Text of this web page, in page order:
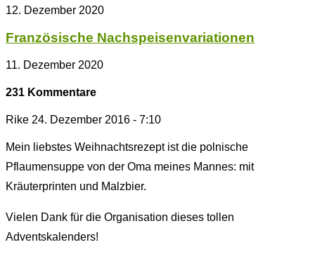
12. Dezember 2020
Französische Nachspeisenvariationen
11. Dezember 2020
231 Kommentare
Rike 24. Dezember 2016 - 7:10
Mein liebstes Weihnachtsrezept ist die polnische
Pflaumensuppe von der Oma meines Mannes: mit
Kräuterprinten und Malzbier.
Vielen Dank für die Organisation dieses tollen
Adventskalenders!